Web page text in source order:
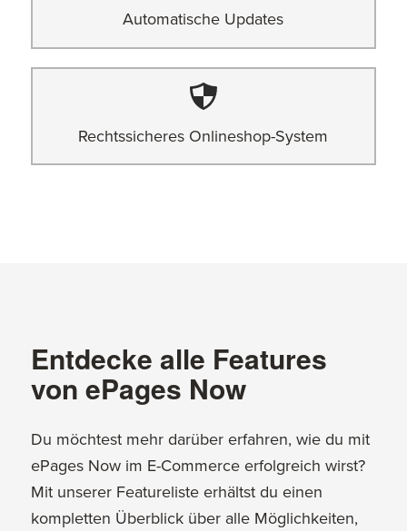
Automatische Updates
Rechtssicheres Onlineshop-System
Entdecke alle Features
von ePages Now
Du möchtest mehr darüber erfahren, wie du mit
ePages Now im E-Commerce erfolgreich wirst?
Mit unserer Featureliste erhältst du einen
kompletten Überblick über alle Möglichkeiten,